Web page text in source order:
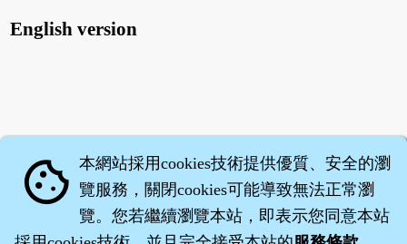
English version
cookie 本網站採用cookies技術提供優質、安全的瀏
覽服務，關閉cookies可能導致無法正常瀏
覽。您若繼續瀏覽本站，即表示您同意本站